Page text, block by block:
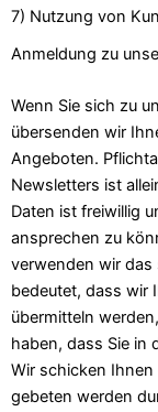
7) Nutzung von
Anmeldung zu
Wenn Sie sich zu
übersenden wir
Angeboten.
Newsletters ist
Daten ist freiwillig
ansprechen zu
verwenden wir das
bedeutet, dass wir
übermitteln
haben, dass Sie in
Wir schicken
gebeten werden